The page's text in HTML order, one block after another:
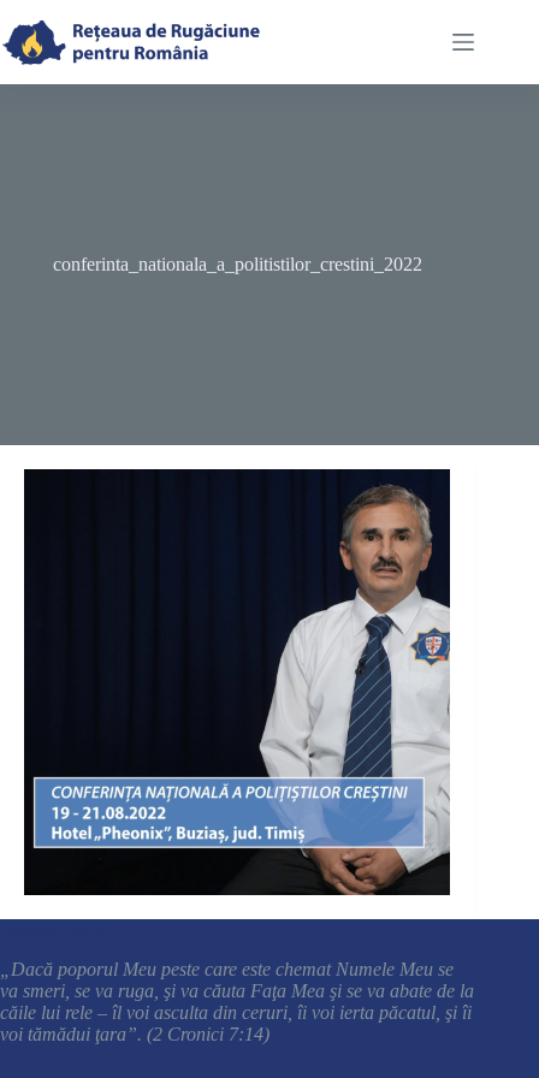
to
content
conferinta_nationala_a_politistilor_crestini_2022
„Dacă poporul Meu peste care este chemat Numele Meu se
va smeri, se va ruga, şi va căuta Faţa Mea şi se va abate de la
căile lui rele – îl voi asculta din ceruri, îi voi ierta păcatul, şi îi
voi tămădui ţara”. (2 Cronici 7:14)